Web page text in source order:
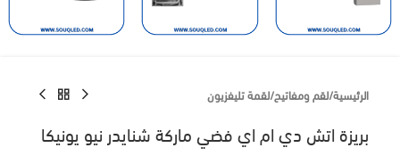
الرئيسية/لقم ومفاتيح/لقمة تليفزيون
بريزة اتش دي ام اي فضي ماركة شنايدر نيو يونيكا